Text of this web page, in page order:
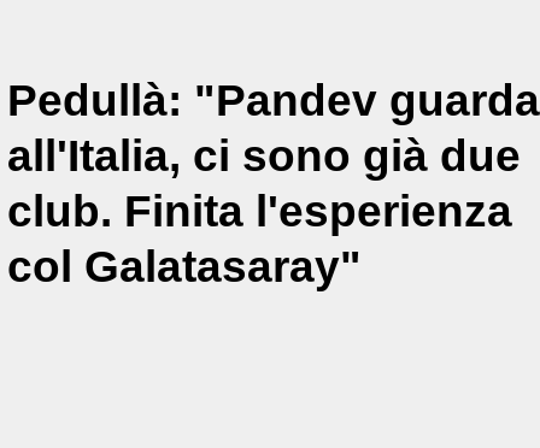
Pedullà: "Pandev guarda
all'Italia, ci sono già due
club. Finita l'esperienza
col Galatasaray"